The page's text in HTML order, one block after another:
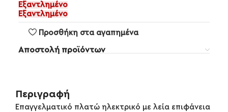
Εξαντλημένο
Εξαντλημένο
Προσθήκη στα αγαπημένα
Αποστολή προϊόντων
Περιγραφή
Επαγγελματικό πλατώ ηλεκτρικό με λεία επιφάνεια